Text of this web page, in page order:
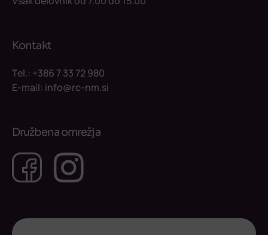
Kontakt
Tel.: +386 7 33 72 980
E-mail: info@rc-nm.si
Družbena omrežja
Facebook
Instagram